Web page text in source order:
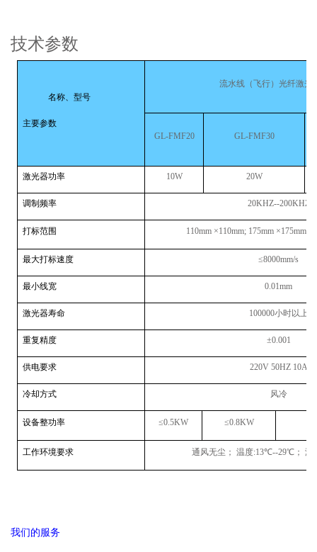
技术参数
名称、型号
主要参数
流水线（飞行） 光纤激光
GL-FMF20 GL-FMF30
激光器功率 10W 20W
调制频率 20KHZ--200KHZ
打标范围 110mm ×110mm; 175mm ×175mm;
最大打标速度 ≤8000mm/s
最小线宽 0.01mm
激光器寿命 100000小时以上
重复精度 ±0.001
供电要求 220V 50HZ 10A
冷却方式 风冷
设备整功率 ≤0.5KW ≤0.8KW
工作环境要求 通风无尘； 温度:13℃--29℃； 湿
我们的服务